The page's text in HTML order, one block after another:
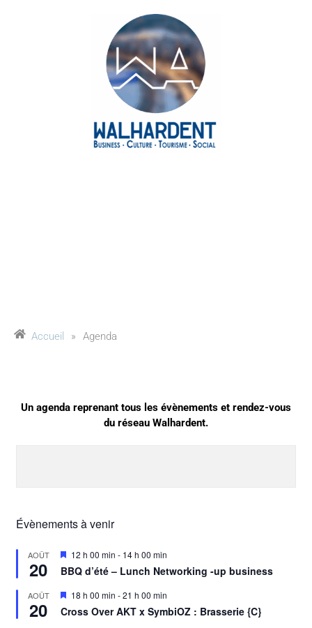
Accueil » Agenda
Un agenda reprenant tous les évènements et rendez-vous
du réseau Walhardent.
Évènements à venir
AOÛT
20
Mis
en
avant
12 h 00 min - 14 h 00 min
BBQ d’été – Lunch Networking -up business
AOÛT
20
Mis
avant
18 h 00 min -21 h 00 min
Cross Over AKT x SymbiOZ : Brasserie {C}